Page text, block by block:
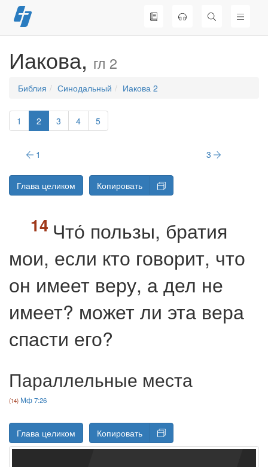
Перейти
к
Иакова, гл 2
Библия Синодальный Иакова 2
1 2 3 4 5
1 3
Глава целиком Копировать
Что́ пользы, братия
мои, если кто говорит, что
он имеет веру, а дел не
имеет? может ли эта вера
спасти его?
Параллельные места
Мф 7:26
Глава целиком Копировать